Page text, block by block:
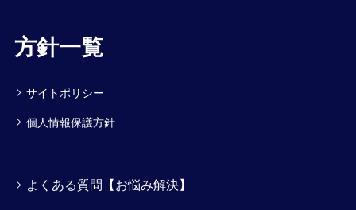
方針一覧
サイトポリシー
個人情報保護方針
よくある質問【お悩み解決】